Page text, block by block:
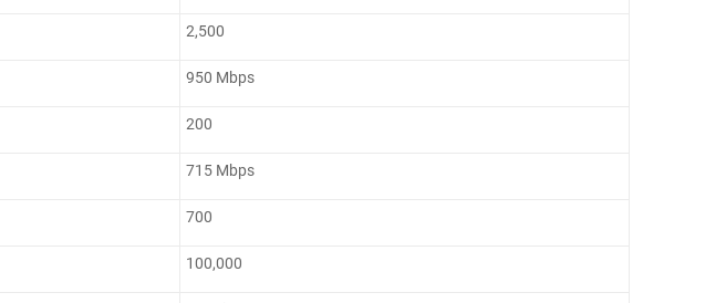
2,500
950 Mbps
200
715 Mbps
700
100,000